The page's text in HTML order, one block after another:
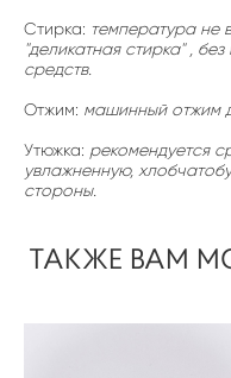
Стирка: температура не
"деликатная стирка" ,
средств.
Отжим: машинный отжим
Утюжка: рекомендуется
увлажненную,
стороны.
ТАКЖЕ ВАМ